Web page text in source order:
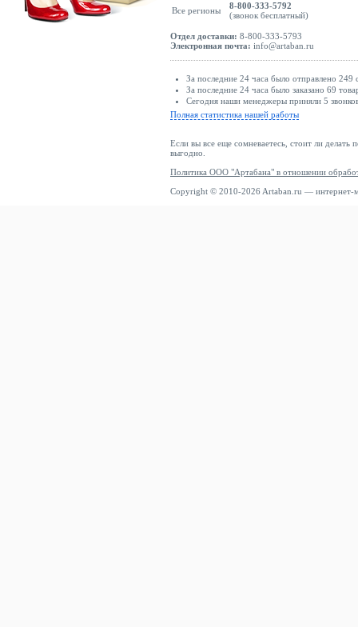
Все регионы
8-800-333-5792
(звонок бесплатный)
Отдел доставки: 8-800-333-5793
Электронная почта: info@artaban.ru
За последние 24 часа было отправлено
За последние 24 часа было заказано 69
Сегодня наши менеджеры приняли 5
Полная статистика нашей работы
Если вы все еще сомневаетесь, стоит ли делать
выгодно.
Политика ООО "Артабана" в отношении
Copyright © 2010-2026 Artaban.ru — интернет-